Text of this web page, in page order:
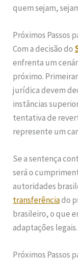
quem sejam,
Próximos Passos
Com a decisão do
enfrenta um
próximo.
jurídica devem
instâncias
tentativa de
represente um
Se a sentença
será o
autoridades
transferênciado
brasileiro, o que
adaptações legais.
Próximos Passos